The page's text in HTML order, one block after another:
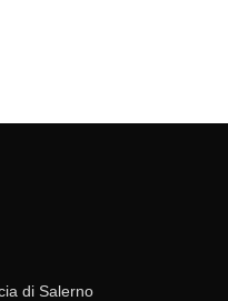
di Salerno